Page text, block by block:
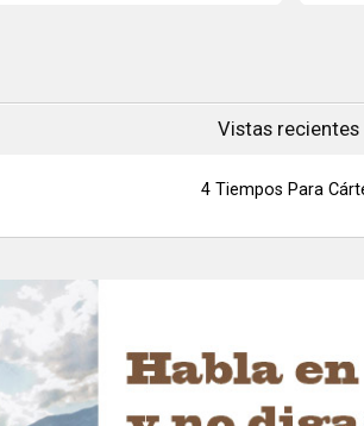
Vistas recientes
4 Tiempos Para